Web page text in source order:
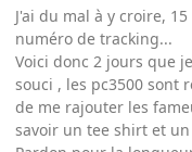
J'ai du mal à y croire,
numéro de tracking...
Voici donc 2 jours que
souci , les pc3500 sont
de me rajouter les
savoir un tee shirt et